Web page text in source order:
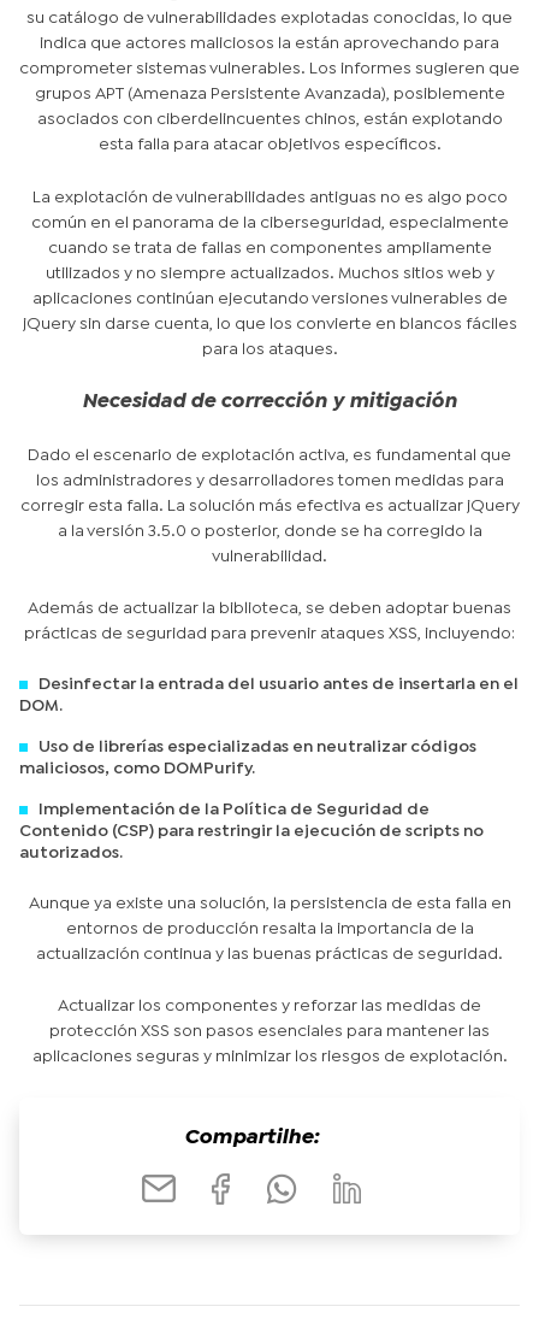
su catálogo de vulnerabilidades explotadas conocidas, lo que
indica que actores maliciosos la están aprovechando para
comprometer sistemas vulnerables. Los informes sugieren que
grupos APT (Amenaza Persistente Avanzada), posiblemente
asociados con ciberdelincuentes chinos, están explotando
esta falla para atacar objetivos específicos.
La explotación de vulnerabilidades antiguas no es algo poco
común en el panorama de la ciberseguridad, especialmente
cuando se trata de fallas en componentes ampliamente
utilizados y no siempre actualizados. Muchos sitios web y
aplicaciones continúan ejecutando versiones vulnerables de
jQuery sin darse cuenta, lo que los convierte en blancos fáciles
para los ataques.
Necesidad de corrección y mitigación
Dado el escenario de explotación activa, es fundamental que
los administradores y desarrolladores tomen medidas para
corregir esta falla. La solución más efectiva es actualizar jQuery
a la versión 3.5.0 o posterior, donde se ha corregido la
vulnerabilidad.
Además de actualizar la biblioteca, se deben adoptar buenas
prácticas de seguridad para prevenir ataques XSS, incluyendo:
Desinfectar la entrada del usuario antes de insertarla en el
DOM.
Uso de librerías especializadas en neutralizar códigos
maliciosos, como DOMPurify.
Implementación de la Política de Seguridad de
Contenido (CSP) para restringir la ejecución de scripts no
autorizados.
Aunque ya existe una solución, la persistencia de esta falla en
entornos de producción resalta la importancia de la
actualización continua y las buenas prácticas de seguridad.
Actualizar los componentes y reforzar las medidas de
protección XSS son pasos esenciales para mantener las
aplicaciones seguras y minimizar los riesgos de explotación.
Compartilhe: